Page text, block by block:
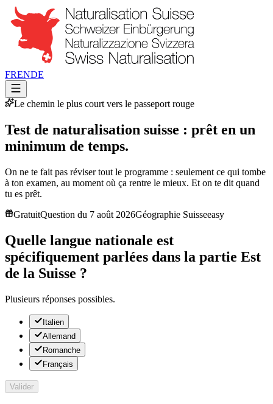
FRENDE
Le chemin le plus court vers le passeport rouge
Test de naturalisation suisse : prêt en un
minimum de temps.
On ne te fait pas réviser tout le programme : seulement ce qui tombe
à ton examen, au moment où ça rentre le mieux. Et on te dit quand
tu es prêt.
GratuitQuestion du 7 août 2026Géographie Suisseeasy
Quelle langue nationale est
spécifiquement parlées dans la partie Est
de la Suisse ?
Plusieurs réponses possibles.
Italien
Allemand
Romanche
Français
Valider